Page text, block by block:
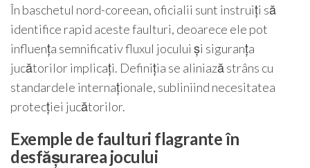
În baschetul nord-coreean, oficialii sunt instruiți să
identifice rapid aceste faulturi, deoarece ele pot
influența semnificativ fluxul jocului și siguranța
jucătorilor implicați. Definiția se aliniază strâns cu
standardele internaționale, subliniind necesitatea
protecției jucătorilor.
Exemple de faulturi flagrante în
desfășurarea jocului